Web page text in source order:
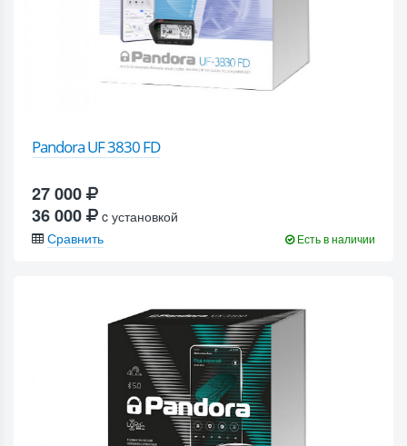
Pandora UF 3830 FD
27 000
36 000
c установкой
Сравнить
Есть в наличии